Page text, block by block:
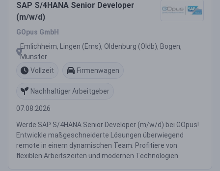
SAP S/4HANA Senior Developer
(m/w/d)
GOpus GmbH
Emlichheim, Lingen (Ems), Oldenburg (Oldb), Bogen,
Münster
Vollzeit
Firmenwagen
Nachhaltiger Arbeitgeber
07.08.2026
Werde SAP S/4HANA Senior Developer (m/w/d) bei GOpus!
Entwickle maßgeschneiderte Lösungen überwiegend
remote in einem dynamischen Team. Profitiere von
flexiblen Arbeitszeiten und modernen Technologien.